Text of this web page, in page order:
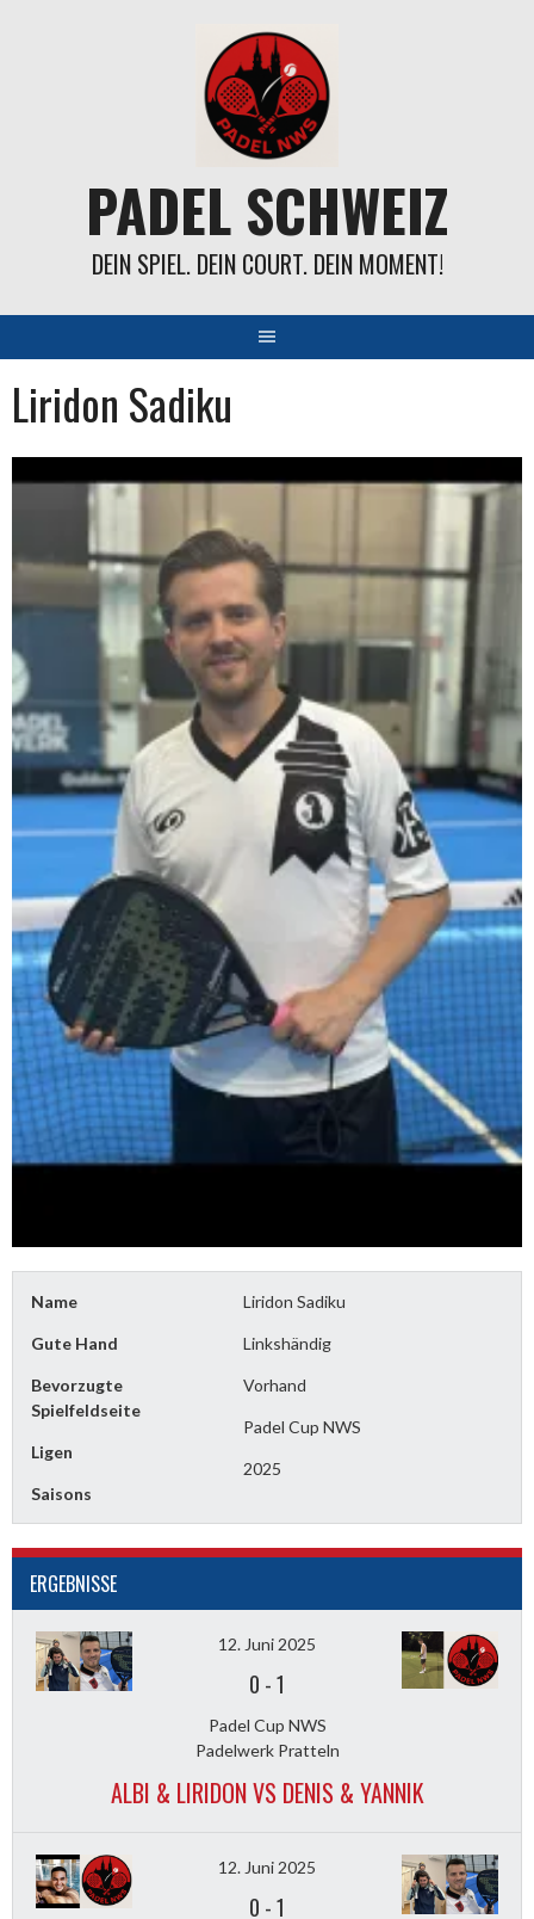
PADEL SCHWEIZ
DEIN SPIEL. DEIN COURT. DEIN MOMENT!
Liridon Sadiku
Name Liridon Sadiku
Gute Hand Linkshändig
Bevorzugte
Spielfeldseite
Vorhand
Ligen
Padel Cup NWS
Saisons
2025
ERGEBNISSE
12. Juni 2025
0 -1
Padel Cup NWS
Padelwerk Pratteln
ALBI & LIRIDON VS DENIS & YANNIK
12. Juni 2025
0 -1